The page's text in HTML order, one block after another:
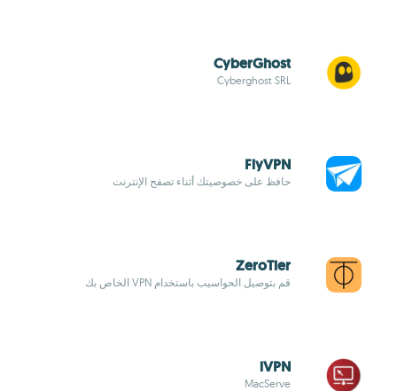
CyberGhost
Cyberghost SRL
FlyVPN
حافظ على خصوصيتك أثناء تصفح الإنترنت
ZeroTier
قم بتوصيل الحواسيب باستخدام VPN الخاص بك
iVPN
MacServe